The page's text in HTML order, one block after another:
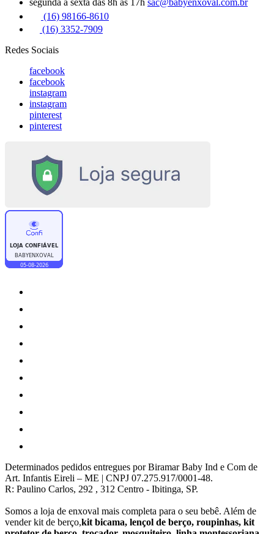
(16) 98166-8610
(16) 3352-7909
Redes Sociais
facebook
facebook
instagram
instagram
pinterest
pinterest
Determinados pedidos entregues por Biramar Baby Ind e Com de
Art. Infantis Eireli – ME | CNPJ 07.275.917/0001-48.
R: Paulino Carlos, 292 , 312 Centro - Ibitinga, SP.
Somos a loja de enxoval mais completa para o seu bebê. Além de
vender kit de berço,kit bicama, lençol de berço, roupinhas, kit